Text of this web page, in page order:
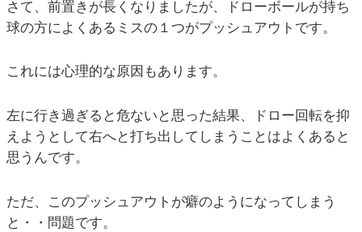
さて、前置きが長くなりましたが、ドローボールが持ち
球の方によくあるミスの１つがプッシュアウトです。
これには心理的な原因もあります。
左に行き過ぎると危ないと思った結果、ドロー回転を抑
えようとして右へと打ち出してしまうことはよくあると
思うんです。
ただ、このプッシュアウトが癖のようになってしまう
と・・問題です。